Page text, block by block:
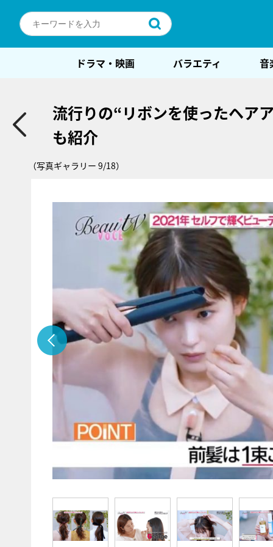
ドラマ・映画 バラエティ 音
流行りの“リボンを使ったヘア
も紹介
（写真ギャラリー 9/18）